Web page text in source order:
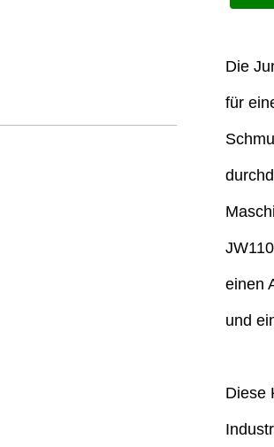
Die
für
einen
und
Diese